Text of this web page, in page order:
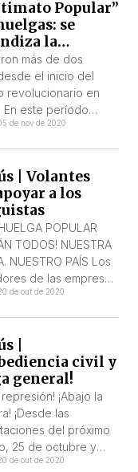
Popular”
se
la
en Belarús
más de dos
el inicio del
revolucionario en
En este período
de
nuevos comités
marchas de
marchas de
movimiento
piquetes en los
Pero vimos también
de la dictadura
[…]
de nov de 2020
| Volantes
a los
POPULAR
TODOS! NUESTRA
NUESTRO PAÍS Los
de las empresas
de Belarús se
Lukashenko –
Ya! Detener la
Liberar a todos los
El régimen
no hay
en las
bielorrusas. ¡Pero
de out de 2020
|
civil y
general!
represión! ¡Abajo la
¡Desde las
del próximo
25 de octubre y
al régimen de
de out de 2020